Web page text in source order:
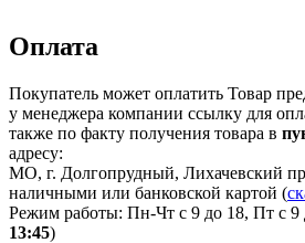
Оплата
Покупатель может оплатить Товар
у менеджера компании ссылку для
также по факту получения товара в
адресу:
МО, г. Долгопрудный, Лихачевский
наличными или банковской картой (
Режим работы: Пн-Чт с 9 до 18, Пт с 9
13:45)